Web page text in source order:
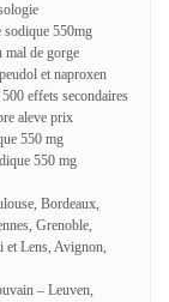
sodique 550mg
mal de gorge
et naproxen
effets secondaires
aleve prix
550 mg
550 mg
Bordeaux,
Grenoble,
et Lens, Avignon,
– Leuven,